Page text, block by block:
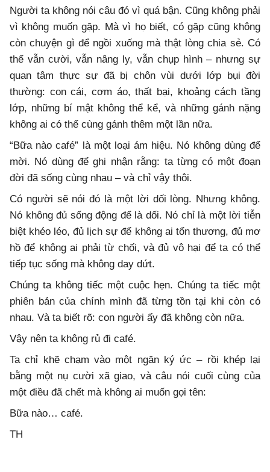
Người ta không nói câu đó vì quá bận. Cũng không phải
vì không muốn gặp. Mà vì họ biết, có gặp cũng không
còn chuyện gì để ngồi xuống mà thật lòng chia sẻ. Có
thể vẫn cười, vẫn nâng ly, vẫn chụp hình – nhưng sự
quan tâm thực sự đã bị chôn vùi dưới lớp bụi đời
thường: con cái, cơm áo, thất bại, khoảng cách tầng
lớp, những bí mật không thể kể, và những gánh nặng
không ai có thể cùng gánh thêm một lần nữa.
“Bữa nào café” là một loại ám hiệu. Nó không dùng để
mời. Nó dùng để ghi nhận rằng: ta từng có một đoạn
đời đã sống cùng nhau – và chỉ vậy thôi.
Có người sẽ nói đó là một lời dối lòng. Nhưng không.
Nó không đủ sống động để là dối. Nó chỉ là một lời tiễn
biệt khéo léo, đủ lịch sự để không ai tổn thương, đủ mơ
hồ để không ai phải từ chối, và đủ vô hại để ta có thể
tiếp tục sống mà không day dứt.
Chúng ta không tiếc một cuộc hẹn. Chúng ta tiếc một
phiên bản của chính mình đã từng tồn tại khi còn có
nhau. Và ta biết rõ: con người ấy đã không còn nữa.
Vậy nên ta không rủ đi café.
Ta chỉ khẽ chạm vào một ngăn ký ức – rồi khép lại
bằng một nụ cười xã giao, và câu nói cuối cùng của
một điều đã chết mà không ai muốn gọi tên:
Bữa nào… café.
TH